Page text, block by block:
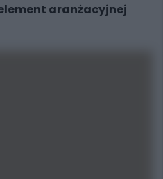
aranżacyjnej